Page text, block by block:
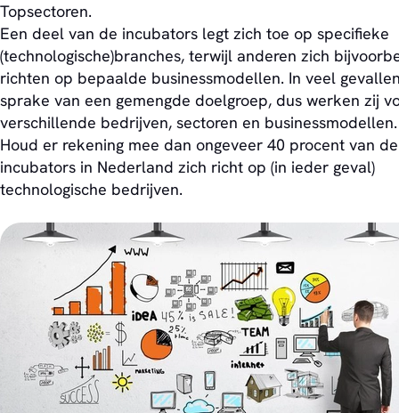
Topsectoren.
Een deel van de incubators legt zich toe op specifieke
(technologische)branches, terwijl anderen zich
richten op bepaalde businessmodellen. In veel
sprake van een gemengde doelgroep, dus werken zij
verschillende bedrijven, sectoren en businessmodellen.
Houd er rekening mee dan ongeveer 40 procent van de
incubators in Nederland zich richt op (in ieder geval)
technologische bedrijven.